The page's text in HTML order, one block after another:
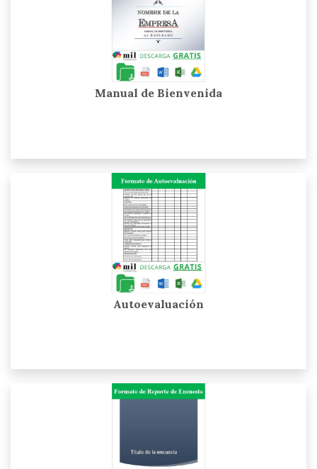
Manual de Bienvenida
Autoevaluación